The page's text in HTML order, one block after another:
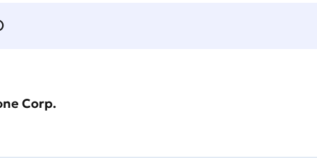
Corp.